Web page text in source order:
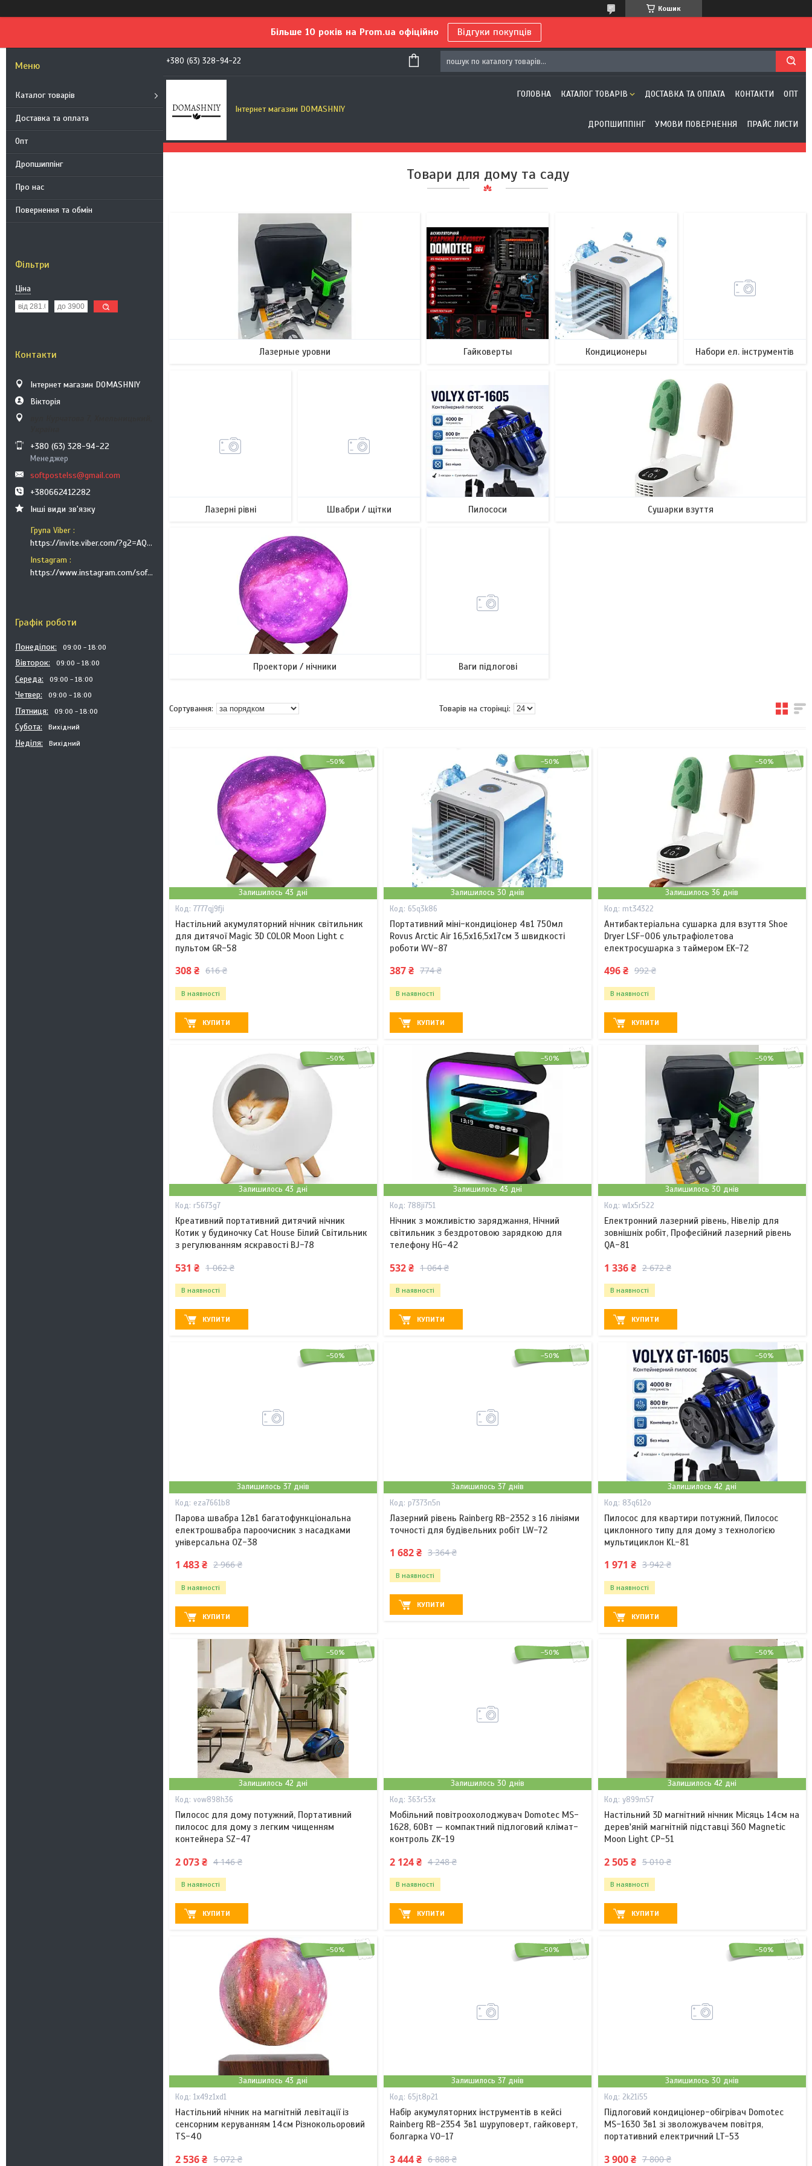
Кошик
Більше 10 років на Prom.ua офіційно Відгуки покупців
Каталог товарів
Доставка та оплата
Опт
Дропшиппінг
Про нас
Повернення та обмін
Фільтри
Ціна
Контакти
Інтернет магазин DOMASHNIY
Вікторія
+380 (63) 328-94-22
Менеджер
softpostelss@gmail.com
+380662412282
Інші види зв'язку
Група Viber
https://invite.viber.com/?g2=AQB9TTXO9EakakisXcuoWDeTdzKtKoAID1GcvWMGy2OHkT6B6XGdC1HAfjh2BQIk
Instagram
https://www.instagram.com/soft_postels/
Графік роботи
Понеділок 09:00 18:00
Вівторок 09:00 18:00
Середа 09:00 18:00
Четвер 09:00 18:00
Пʼятниця 09:00 18:00
Субота Вихідний
Неділя Вихідний
+380 (63) 328-94-22
Інтернет магазин DOMASHNIY
ГОЛОВНА КАТАЛОГ ТОВАРІВ ДОСТАВКА ТА ОПЛАТА КОНТАКТИ ОПТ
ДРОПШИППІНГ УМОВИ ПОВЕРНЕННЯ ПРАЙС ЛИСТИ
Товари для дому та саду
1
Лазерные уровни
1
Гайковерты
4
Кондиционеры
1
Набори ел. інструментів
Лазерні рівні Швабри / щітки Пилососи Сушарки взуття
Проектори / нічники
2
Ваги підлогові
–50%
Залишилось 43 дні
7777qj9fji
Настільний акумуляторний нічник світильник
для дитячої Magic 3D COLOR Moon Light с
пультом GR-58
308 ₴ 616 ₴
В наявності
КУПИТИ
–50%
Залишилось 30 днів
65q3k86
Портативний міні-кондиціонер 4в1 750мл
Rovus Arctic Air 16,5х16,5х17см 3 швидкості
роботи WV-87
387 ₴ 774 ₴
В наявності
КУПИТИ
–50%
Залишилось 36 днів
mt34322
Антибактеріальна сушарка для взуття Shoe
Dryer LSF-006 ультрафіолетова
електросушарка з таймером EK-72
496 ₴ 992 ₴
В наявності
КУПИТИ
–50%
Залишилось 43 дні
r5673g7
Креативний портативний дитячий нічник
Котик у будиночку Cat House Білий Світильник
з регулюванням яскравості BJ-78
531 ₴ 1 062 ₴
В наявності
КУПИТИ
–50%
Залишилось 43 дні
788ji751
Нічник з можливістю заряджання, Нічний
світильник з бездротовою зарядкою для
телефону HG-42
532 ₴ 1 064 ₴
В наявності
КУПИТИ
–50%
Залишилось 30 днів
w1x5r522
Електронний лазерний рівень, Нівелір для
зовнішніх робіт, Професійний лазерний рівень
QA-81
1 336 ₴ 2 672 ₴
В наявності
КУПИТИ
–50%
Залишилось 37 днів
eza7661b8
Парова швабра 12в1 багатофункціональна
електрошвабра пароочисник з насадками
універсальна OZ-38
1 483 ₴ 2 966 ₴
В наявності
КУПИТИ
–50%
Залишилось 37 днів
p7373n5n
Лазерний рівень Rainberg RB-2352 з 16 лініями
точності для будівельних робіт LW-72
1 682 ₴ 3 364 ₴
В наявності
КУПИТИ
–50%
Залишилось 42 дні
83q612o
Пилосос для квартири потужний, Пилосос
циклонного типу для дому з технологією
мультициклон KL-81
1 971 ₴ 3 942 ₴
В наявності
КУПИТИ
–50%
Залишилось 42 дні
vow898h36
Пилосос для дому потужний, Портативний
пилосос для дому з легким чищенням
контейнера SZ-47
2 073 ₴ 4 146 ₴
В наявності
КУПИТИ
–50%
Залишилось 30 днів
363r53x
Мобільний повітроохолоджувач Domotec MS-
1628, 60Вт — компактний підлоговий клімат-
контроль ZK-19
2 124 ₴ 4 248 ₴
В наявності
КУПИТИ
–50%
Залишилось 42 дні
y899m57
Настільний 3D магнітний нічник Місяць 14см на
дерев'яній магнітній підставці 360 Magnetic
Moon Light CP-51
2 505 ₴ 5 010 ₴
В наявності
КУПИТИ
–50%
Залишилось 43 дні
1x49z1xd1
Настільний нічник на магнітній левітації із
сенсорним керуванням 14см Різнокольоровий
TS-40
2 536 ₴ 5 072 ₴
–50%
Залишилось 37 днів
65jt8p21
Набір акумуляторних інструментів в кейсі
Rainberg RB-2354 3в1 шуруповерт, гайковерт,
болгарка VO-17
3 444 ₴ 6 888 ₴
–50%
Залишилось 30 днів
2k21i55
Підлоговий кондиціонер-обігрівач Domotec
MS-1630 3в1 зі зволожувачем повітря,
портативний електричний LT-53
3 900 ₴ 7 800 ₴